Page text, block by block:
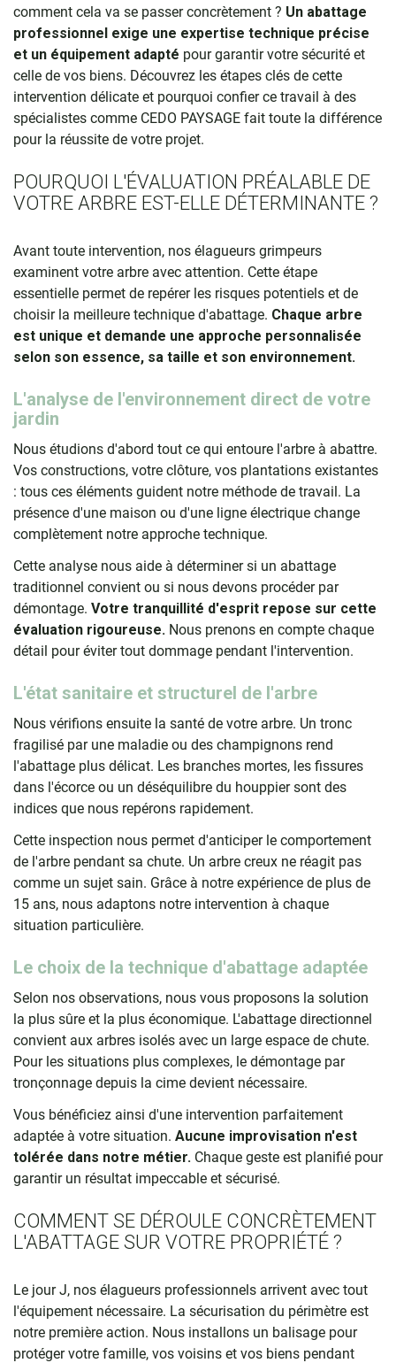
comment cela va se passer concrètement ? Un abattage
professionnel exige une expertise technique précise
et un équipement adapté pour garantir votre sécurité et
celle de vos biens. Découvrez les étapes clés de cette
intervention délicate et pourquoi confier ce travail à des
spécialistes comme CEDO PAYSAGE fait toute la différence
pour la réussite de votre projet.
POURQUOI L'ÉVALUATION PRÉALABLE DE
VOTRE ARBRE EST-ELLE DÉTERMINANTE ?
Avant toute intervention, nos élagueurs grimpeurs
examinent votre arbre avec attention. Cette étape
essentielle permet de repérer les risques potentiels et de
choisir la meilleure technique d'abattage. Chaque arbre
est unique et demande une approche personnalisée
selon son essence, sa taille et son environnement.
L'analyse de l'environnement direct de votre
jardin
Nous étudions d'abord tout ce qui entoure l'arbre à abattre.
Vos constructions, votre clôture, vos plantations existantes
: tous ces éléments guident notre méthode de travail. La
présence d'une maison ou d'une ligne électrique change
complètement notre approche technique.
Cette analyse nous aide à déterminer si un abattage
traditionnel convient ou si nous devons procéder par
démontage. Votre tranquillité d'esprit repose sur cette
évaluation rigoureuse. Nous prenons en compte chaque
détail pour éviter tout dommage pendant l'intervention.
L'état sanitaire et structurel de l'arbre
Nous vérifions ensuite la santé de votre arbre. Un tronc
fragilisé par une maladie ou des champignons rend
l'abattage plus délicat. Les branches mortes, les fissures
dans l'écorce ou un déséquilibre du houppier sont des
indices que nous repérons rapidement.
Cette inspection nous permet d'anticiper le comportement
de l'arbre pendant sa chute. Un arbre creux ne réagit pas
comme un sujet sain. Grâce à notre expérience de plus de
15 ans, nous adaptons notre intervention à chaque
situation particulière.
Le choix de la technique d'abattage adaptée
Selon nos observations, nous vous proposons la solution
la plus sûre et la plus économique. L'abattage directionnel
convient aux arbres isolés avec un large espace de chute.
Pour les situations plus complexes, le démontage par
tronçonnage depuis la cime devient nécessaire.
Vous bénéficiez ainsi d'une intervention parfaitement
adaptée à votre situation. Aucune improvisation n'est
tolérée dans notre métier. Chaque geste est planifié pour
garantir un résultat impeccable et sécurisé.
COMMENT SE DÉROULE CONCRÈTEMENT
L'ABATTAGE SUR VOTRE PROPRIÉTÉ ?
Le jour J, nos élagueurs professionnels arrivent avec tout
l'équipement nécessaire. La sécurisation du périmètre est
notre première action. Nous installons un balisage pour
protéger votre famille, vos voisins et vos biens pendant